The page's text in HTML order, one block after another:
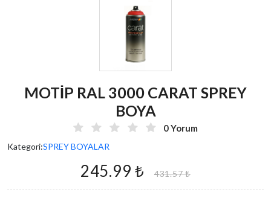
MOTİP RAL 3000 CARAT SPREY
BOYA
0 Yorum
Kategori:SPREY BOYALAR
245.99 ₺ 431.57 ₺